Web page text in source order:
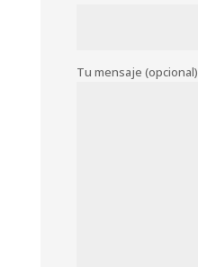
Tu mensaje (opcional)